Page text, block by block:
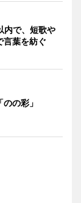
内で、短歌や
言葉を紡ぐ
の彩」